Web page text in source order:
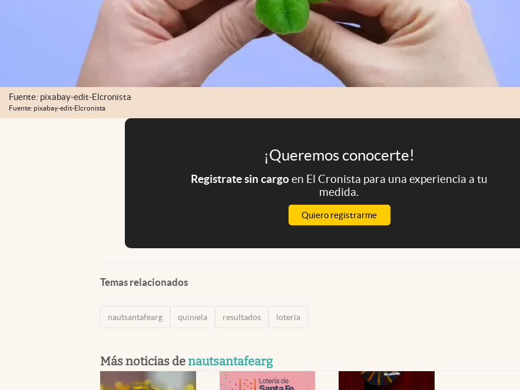
Fuente: pixabay-edit-Elcronista
Fuente: pixabay-edit-Elcronista
¡Queremos conocerte!
Registrate sin cargoen El Cronista para una experiencia a tu
medida.
Quiero registrarme
Temas relacionados
nautsantafearg quiniela resultados loteria
Más noticias denautsantafearg